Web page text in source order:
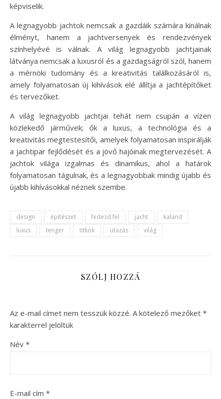
képviselik.
A legnagyobb jachtok nemcsak a gazdáik számára kínálnak
élményt, hanem a jachtversenyek és rendezvények
színhelyévé is válnak. A világ legnagyobb jachtjainak
látványa nemcsak a luxusról és a gazdagságról szól, hanem
a mérnöki tudomány és a kreativitás találkozásáról is,
amely folyamatosan új kihívások elé állítja a jachtépítőket
és tervezőket.
A világ legnagyobb jachtjai tehát nem csupán a vízen
közlekedő járművek; ők a luxus, a technológia és a
kreativitás megtestesítői, amelyek folyamatosan inspirálják
a jachtipar fejlődését és a jövő hajóinak megtervezését. A
jachtok világa izgalmas és dinamikus, ahol a határok
folyamatosan tágulnak, és a legnagyobbak mindig újabb és
újabb kihívásokkal néznek szembe.
design építészet fedezd fel jacht
kaland
luxus
tenger titkok utazás világ
SZÓLJ HOZZÁ
Az e-mail címet nem tesszük közzé. A kötelező mezőket *
karakterrel jelöltük
Név *
E-mail cím *